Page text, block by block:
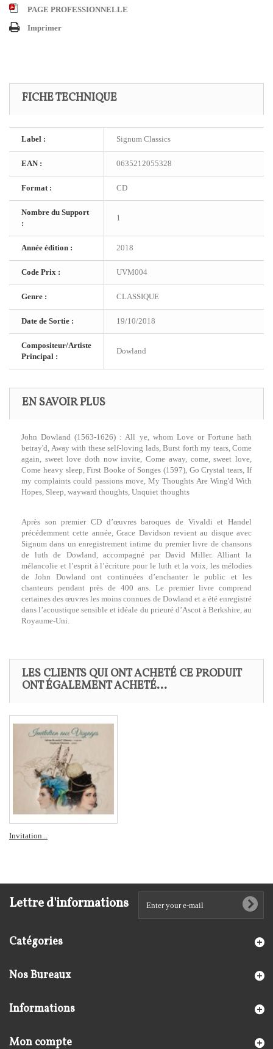
PAGE PROFESSIONNELLE
Imprimer
FICHE TECHNIQUE
Label : Signum Classics
EAN : 0635212055328
Format : CD
Nombre du Support
:
1
Année édition : 2018
Code Prix : UVM004
Genre : CLASSIQUE
Date de Sortie : 19/10/2018
Compositeur/Artiste
Principal :
Dowland
EN SAVOIR PLUS
John Dowland (1563-1626) : All ye, whom Love or Fortune hath
betray'd, Away with these self-loving lads, Burst forth my tears, Come
again, sweet love doth now invite, Come away, come, sweet love,
Come heavy sleep, First Booke of Songes (1597), Go Crystal tears, If
my complaints could passions move, My Thoughts Are Wing'd With
Hopes, Sleep, wayward thoughts, Unquiet thoughts
Après son premier CD d’œuvres baroques de Vivaldi et Handel
précédemment cette année, Grace Davidson revient au disque avec
Signum dans un enregistrement intime du premier livre de chansons
de luth de Dowland, accompagné par David Miller. Alliant la
mélancolie et l’esprit à l’écriture pour le luth et la voix, les mélodies
de John Dowland ont continuées d’enchanter le public et les
chanteurs pendant près de 400 ans. Le premier livre comprend
certaines des œuvres les moins connues de Dowland et a été enregistré
dans l’acoustique sensible et idéale du prieuré d’Ascot à Berkshire, au
Royaume-Uni.
LES CLIENTS QUI ONT ACHETÉ CE PRODUIT
ONT ÉGALEMENT ACHETÉ...
Invitation...
Lettre d'informations
Catégories
Nos Bureaux
Informations
Mon compte